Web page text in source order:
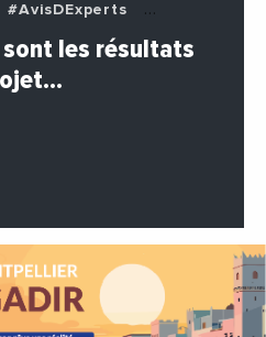
#AvisDExperts
sont les résultats